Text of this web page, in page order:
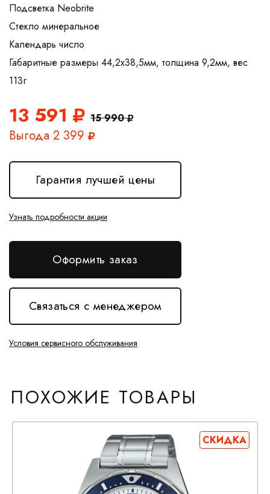
Подсветка Neobrite
Стекло минеральное
Календарь число
Габаритные размеры 44,2x38,5мм, толщина 9,2мм, вес
13 591 15 990
Выгода 2 399
Гарантия лучшей цены
Узнать подробности акции
Оформить заказ
Связаться с менеджером
Условия сервисного обслуживания
ПОХОЖИЕ ТОВАРЫ
СКИДКА